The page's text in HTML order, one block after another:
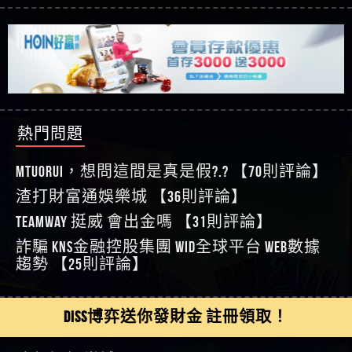
利回報被騙的家破人亡
這樣挑！RTP、波動率和平台安全的全攻略！
【推薦博弈】這款《ATG 武俠》老虎機真的猛！玩
過才知道什麼叫超過3萬種中獎方式！
【推薦博弈】BNG電子遊戲完整攻略！熱門老虎
機、集鴻運玩法、獨家試玩一次看！
【其他問題】【2025】ATG試玩必看！戰神賽特
51,000倍數玩法攻略，輕鬆稱霸老虎機！
【其他問題】「拆解力智投資詐騙套路緊急追討
賴zg369」力智投資是不是詐騙 力智投資是真的嗎
力智投資是詐騙嗎 南部老翁還在癡迷力智投資高
回報獲利 請不要在匯款
【其他問題】 【遇天盛商行詐騙追回資金賴
zg369】天盛商行詐騙 天盛商行是不是詐騙 天盛商
行是真的嗎 天盛商行是詐騙嗎 被天盛商行詐騙一
招教你拿回
【其他問題】 受害者援助賴【zg369】退休老翁被
大戶e點靈詐騙痛不欲生 大戶e點靈是真的嗎 大戶e
點靈是不是詐騙 大戶e點靈是詐騙嗎 大戶e點靈無
法出金 （大戶e點靈）教你如何規避詐騙陷阱
【其他問題】 弘記投資詐騙持續收割國人中【免
費討回資金賴zg369】弘記投資是詐騙嗎 弘記投資
是不是詐騙 弘記投資是真的嗎 被弘記投資詐騙的
錢怎麼辦 本文教你如何拿回被騙資金
【其他問題】 被騙追回賴【zg369】KnTop利用新型
詐騙手法欺詐群眾 KnTop是真的嗎 KnTop是不是詐騙
KnTop是詐騙嗎 【KnTop】KnTop無法出金 被KnTop詐騙
的錢一招拿回
【其他問題】機台運算專案詐騙持續收割國人中
【免費討回資金賴zg369】機台運算專案是詐騙嗎
機台運算專案是不是詐騙 機台運算專案是真的嗎
被機台運算專案詐騙的錢怎麼辦 本文教你如何拿
回被騙資金
【其他問題】 Hoyabit詐騙持續收割國人中【免費
討回資金賴zg369】Hoyabit是詐騙嗎 Hoyabit是不是詐
騙 Hoyabit是真的嗎 被HoyabitHoyabit詐騙的錢怎麼辦
本文教你如何拿回被騙資金
【其他問題】KS.M多元化行銷詐騙持續收割國人
中【免費討回資金賴zg369】KS.M多元化行銷是詐
騙嗎 KS.M多元化行銷是不是詐騙 KS.M多元化行銷是
真的嗎 被KS.M多元化行銷詐騙的錢怎麼辦 本文教
【其他問題】免費追回賴「zg369」深度解析野原
家 Family & Love如何詐騙 野原家 Family & Love是不是詐
騙 野原家 Family & Love是真的嗎 野原家 Family & Love是
【其他問題】元盈橋詐騙持續收割國人中【免費
討回資金賴zg369】元盈橋是詐騙嗎 元盈橋是不是
本文教你如何拿回被騙資金
【其他問題】被騙追回賴【zg369】M.L.Edge利用新
是詐騙 M.L.Edge是詐騙嗎 【M.L.Edge】M.L.Edge無法出
金 被M.L.Edge詐騙的錢一招拿回
費討回資金賴zg369】Robinhood是詐騙嗎 Robinhood是
不是詐騙 Robinhood是真的嗎 被Robinhood詐騙的錢怎
麼辦 本文教你如何拿回被騙資金
【其他問題】FLTO詐騙持續收割國人中【免費討回
資金賴zg369】FLTO是詐騙嗎 FLTO是不是詐騙 FLTO是
真的嗎 被FLTO詐騙的錢怎麼辦 本文教你如何拿回
【其他問題】 遇詐騙求救賴【zg369】八旬老翁被
ALYWS詐騙家破人亡 ALYWS是真的嗎 ALYWS是不是詐騙
【其他問題】 一招教你揭秘新型詐騙手法 （受害
【asd】唬爛不出金黑網垃圾平台
【蘇俊曄】所以會出金嗎現在也是一樣的狀況
【侯依揚】廢物喔
【傑】推代理真的好相處
【盧鴻傑】請問一下100多萬會出金嗎，有誰可以
【王亞廷】#免費手遊#錢龍皇ONLINE#http
【傑】真的
【蔡如軒】黑網一個呵呵
【Wei】讚
【沈樂慧】又是九州??爛死了黑網不要玩
【林伊依】爛死了拉贏錢直接鎖帳號可以去吃屎
【陳靜茹】推薦小畢，我也是小畢的會員～～
【黃家羭】推推
好厲
【陳順堪】黑網不出金
【黃伊珊】不推薦爛公司
【陳順堪】星匯娛樂城出金幾次後贏錢就不給出
熱門問題
MTUORUi，想問這間是真是假?.? 【70則評論】
渣打財富通娛樂城 【36則評論】
TEAMWAY 挺威 會出金嗎 【31則評論】
詐騙 kns金融控股集團 WID全球平台 WEB數據
趨勢 【25則評論】
DISS博弈送你發財金 註冊領取！